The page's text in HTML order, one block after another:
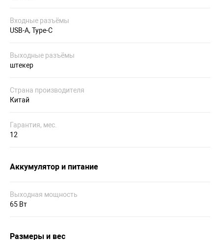
Входные разъёмы
USB-A, Type-C
Выходные разъёмы
штекер
Страна производителя
Китай
Гарантия, мес.
12
Аккумулятор и питание
Выходная мощность
65 Вт
Размеры и вес